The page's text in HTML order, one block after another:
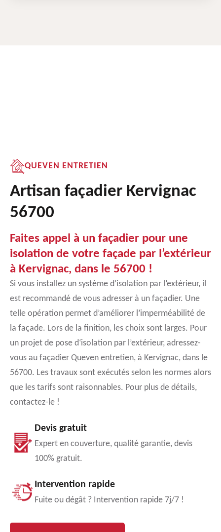
QUEVEN ENTRETIEN
Artisan façadier Kervignac
56700
Faites appel à un façadier pour une
isolation de votre façade par l’extérieur
à Kervignac, dans le 56700 !
Si vous installez un système d’isolation par l’extérieur, il
est recommandé de vous adresser à un façadier. Une
telle opération permet d’améliorer l’imperméabilité de
la façade. Lors de la finition, les choix sont larges. Pour
un projet de pose d‘isolation par l’extérieur, adressez-
vous au façadier Queven entretien, à Kervignac, dans le
56700. Les travaux sont exécutés selon les normes alors
que les tarifs sont raisonnables. Pour plus de détails,
contactez-le !
Devis gratuit
Expert en couverture, qualité garantie, devis
100% gratuit.
Intervention rapide
Fuite ou dégât ? Intervention rapide 7j/7 !